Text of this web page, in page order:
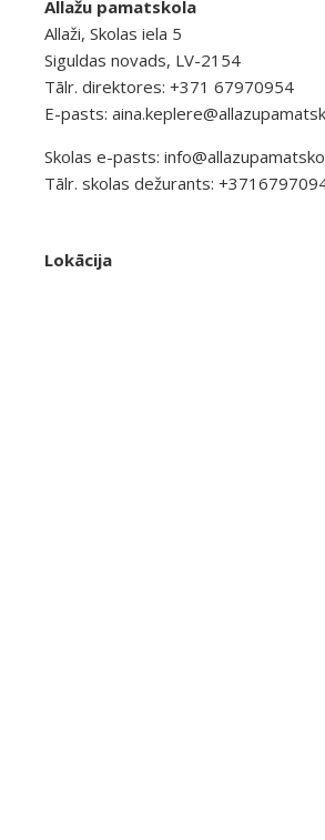
Allažu pamatskola
Allaži, Skolas iela 5
Siguldas novads, LV-2154
Tālr. direktores: +371 67970954
E-pasts:
Skolas e-pasts:
Tālr. skolas dežurants:
Lokācija